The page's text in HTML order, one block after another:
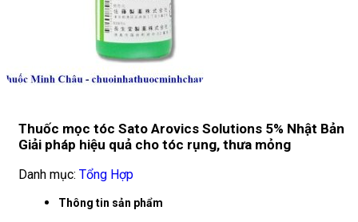
Thuốc mọc tóc Sato Arovics Solutions 5% Nhật Bản
Giải pháp hiệu quả cho tóc rụng, thưa mỏng
Danh mục: Tổng Hợp
Thông tin sản phẩm